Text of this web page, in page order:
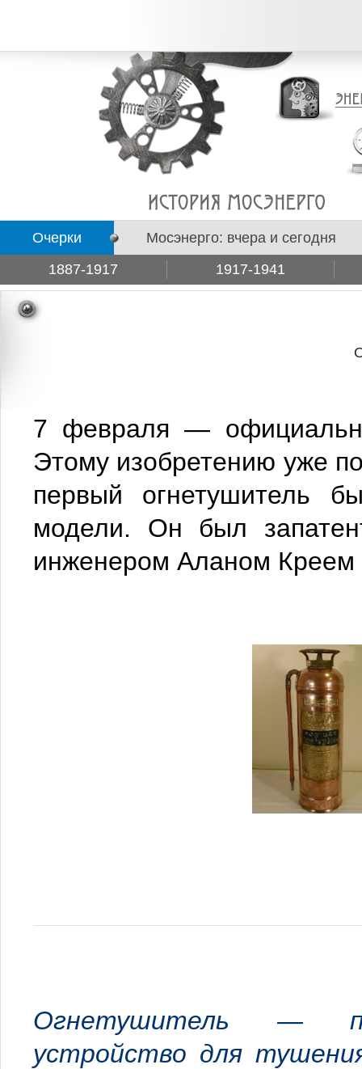
Очерки
1887-1917
1917-1941
Мосэнерго: вчера и сегодня
Подборки
7 февраля —
Этому изобретению уже
первый огнетушитель
модели. Он был
инженером Аланом
Огнетушитель —
устройство для